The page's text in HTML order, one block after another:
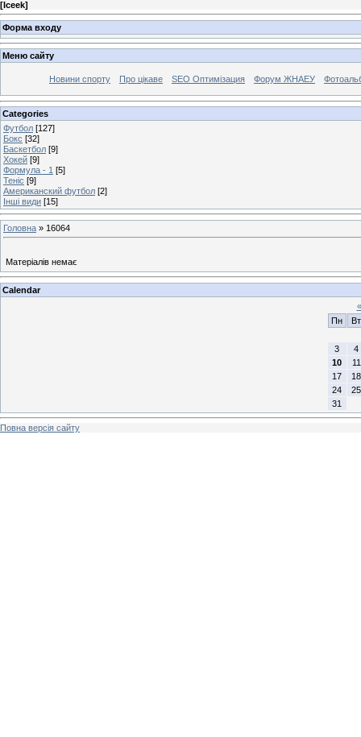
[Iceek]
Форма входу
Меню сайту
Новини спорту Про цікаве SEO Оптимізация Форум ЖНАЕУ
Categories
Футбол [127]
Бокс [32]
Баскетбол [9]
Хокей [9]
Формула - 1 [5]
Теніс [9]
Американский футбол [2]
Інші види [15]
Головна » 16064
Матеріалів немає
Calendar
«
Пн
Вт
3
4
10
11
17
18
24
25
31
Повна версія сайту